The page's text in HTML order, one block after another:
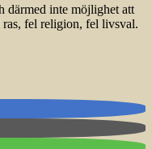
därmed inte möjlighet att
fel religion, fel livsval.